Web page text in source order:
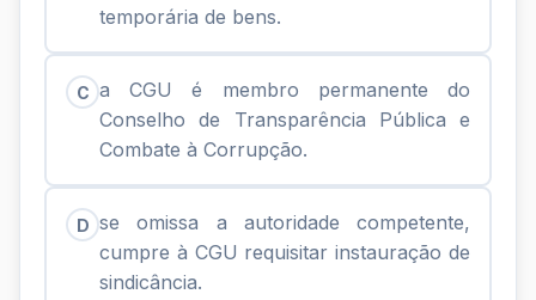
temporária de bens.
C a CGU é membro permanente do
Conselho de Transparência Pública e
Combate à Corrupção.
D se omissa a autoridade competente,
cumpre à CGU requisitar instauração de
sindicância.